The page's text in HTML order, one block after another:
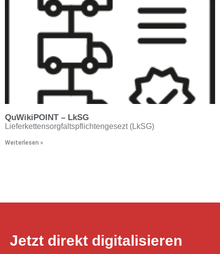
QuWikiPOINT – LkSG
Lieferkettensorgfaltspflichtengesezt (LkSG)
Weiterlesen »
Jetzt direkt digitalisieren